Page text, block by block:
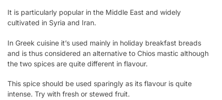
It is particularly popular in the Middle East and widely
cultivated in Syria and Iran.
In Greek cuisine it’s used mainly in holiday breakfast breads
and is thus considered an alternative to Chios mastic although
the two spices are quite different in flavour.
This spice should be used sparingly as its flavour is quite
intense. Try with fresh or stewed fruit.